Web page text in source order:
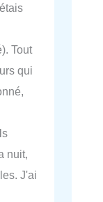
Tout
qui
nuit,
J'ai